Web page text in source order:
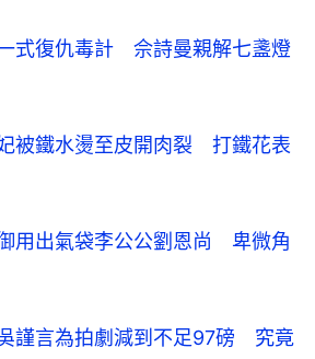
式復仇毒計　佘詩曼親解七盞燈
被鐵水燙至皮開肉裂　打鐵花表
用出氣袋李公公劉恩尚　卑微角
謹言為拍劇減到不足97磅　究竟